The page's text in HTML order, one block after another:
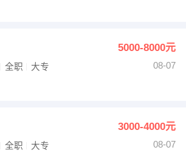
5000-8000元
全职 大专
08-07
3000-4000元
全职 大专
08-07